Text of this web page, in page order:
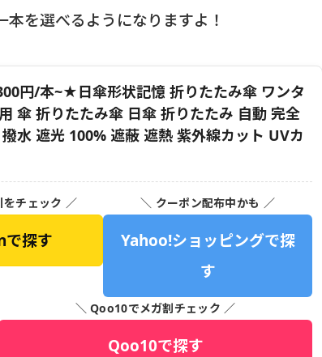
を選べるようになりますよ！
円/本~★日傘形状記憶 折りたたみ傘 ワンタ
傘 折りたたみ傘 日傘 折りたたみ 自動 完全
水 遮光 100% 遮蔽 遮熱 紫外線カット UVカ
をチェック ／
探す
＼ クーポン配布中かも ／
Yahoo!ショッピングで探
す
＼ Qoo10でメガ割チェック ／
Qoo10で探す